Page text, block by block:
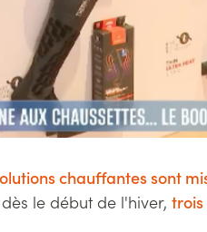
chauffantes sont
le début de l'hiver, trois